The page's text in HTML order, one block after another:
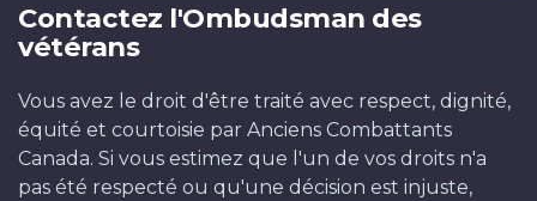
Contactez l'Ombudsman des
vétérans
Vous avez le droit d'être traité avec respect, dignité,
équité et courtoisie par Anciens Combattants
Canada. Si vous estimez que l'un de vos droits n'a
pas été respecté ou qu'une décision est injuste,